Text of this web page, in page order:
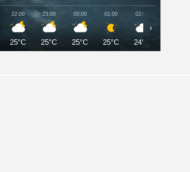
22:00
25°C
23:00
25°C
00:00
25°C
01:00
25°C
02:00
24°C
›